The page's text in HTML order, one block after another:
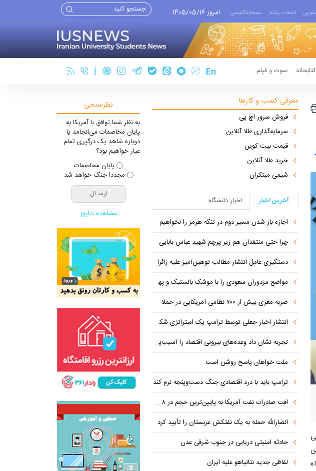
انتخاب رشته نسخه انگلیسی امروز 1405/05/16
کتابخانه صوت و فیلم
معرفی کسب و کارها
فروش سرور اچ پی
سرمایه‌گذاری طلا آنلاین
قیمت بیت کوین
خرید طلا آنلاین
شیمی مبتکران
آخرین اخبار
اخبار دانشگاه
اجازه باز شدن مسیر دوم در تنگه هرمز را نخواهیم داد
چرا حتی منتقدان هم زیر پرچم شهید عباس بابایی ایستادند؟
دستگیری عامل انتشار مطالب توهین‌آمیز علیه زائران اربعین در فضای مجازی
مواضع مزدوران سعودی را با موشک بالستیک و پهپاد در هم شکستیم
ضربه مغزی بیش از ۷۰۰ نظامی آمریکایی در حملات ایران
انتشار اخبار جعلی توسط ترامپ یک استراتژی شکست خورده است
تجربه نشان داد وعده‌های بیرونی اقتصاد را آسیب‌پذیرتر می‌کند
ملت خواهان پاسخ روشن است
ترامپ باید با درد اقتصادیِ جنگ دست‌و‌پنجه نرم کند
افت صادرات نفت آمریکا به پایین‌ترین حجم در ۸ ماه اخیر
انصارالله حمله به یک نفتکش عربستان را تأیید کرد
حادثه امنیتی دریایی در جنوب شرقی عدن
لفاظی جدید نتانیاهو علیه ایران
نظرسنجی
به نظر شما توافق با آمریکا به
پایان مخاصمات می‌انجامد یا
دوباره شاهد یک درگیری تمام
عیار خواهیم بود؟
پایان مخاصمات
مجددا جنگ خواهد شد
مشاهده نتایج